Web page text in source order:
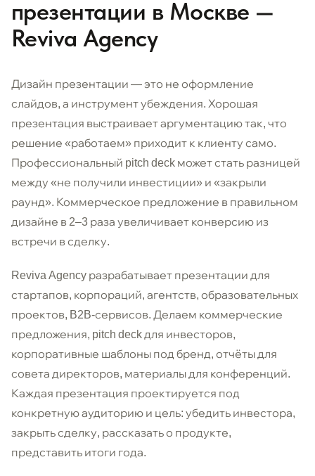
презентации в Москве —
Reviva Agency
Дизайн презентации — это не оформление
слайдов, а инструмент убеждения. Хорошая
презентация выстраивает аргументацию так, что
решение «работаем» приходит к клиенту само.
Профессиональный pitch deck может стать разницей
между «не получили инвестиции» и «закрыли
раунд». Коммерческое предложение в правильном
дизайне в 2–3 раза увеличивает конверсию из
встречи в сделку.
Reviva Agency разрабатывает презентации для
стартапов, корпораций, агентств, образовательных
проектов, B2B-сервисов. Делаем коммерческие
предложения, pitch deck для инвесторов,
корпоративные шаблоны под бренд, отчёты для
совета директоров, материалы для конференций.
Каждая презентация проектируется под
конкретную аудиторию и цель: убедить инвестора,
закрыть сделку, рассказать о продукте,
представить итоги года.